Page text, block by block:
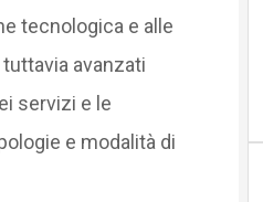
tecnologica e alle
avanzati
servizi e le
e modalità di